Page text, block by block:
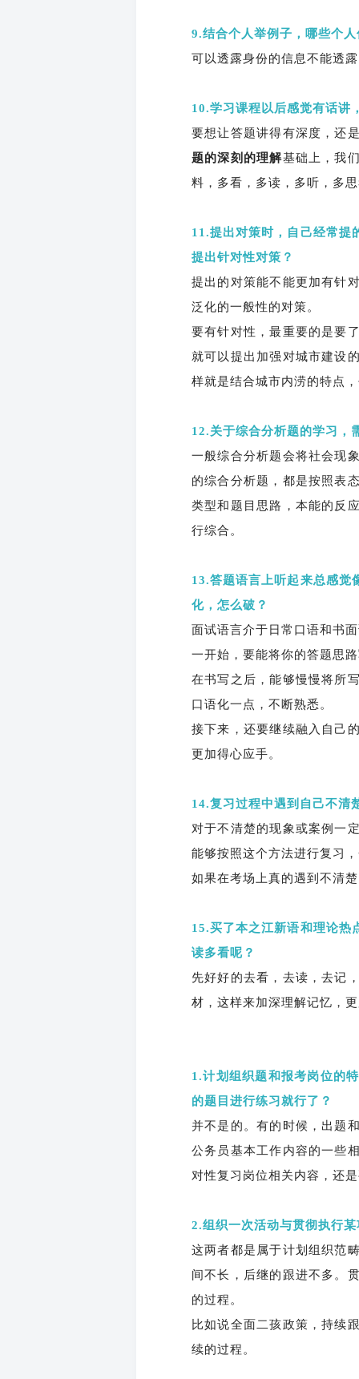
9.结合个人举例子，哪些个
可以透露身份的信息不能透
10.学习课程以后感觉有话讲
要想让答题讲得有深度，还
题的深刻的理解基础上，我
料，多看，多读，多听，多
11.提出对策时，自己经常提
提出针对性对策？
提出的对策能不能更加有针
泛化的一般性的对策。
要有针对性，最重要的是要
就可以提出加强对城市建设
样就是结合城市内涝的特点
12.关于综合分析题的学习，
一般综合分析题会将社会现
的综合分析题，都是按照表
类型和题目思路，本能的反
行综合。
13.答题语言上听起来总感觉
化，怎么破？
面试语言介于日常口语和书
一开始，要能将你的答题思
在书写之后，能够慢慢将所
口语化一点，不断熟悉。
接下来，还要继续融入自己
更加得心应手。
14.复习过程中遇到自己不清
对于不清楚的现象或案例一
能够按照这个方法进行复习
如果在考场上真的遇到不清
15.买了本之江新语和理论热
读多看呢？
先好好的去看，去读，去记
材，这样来加深理解记忆，
1.计划组织题和报考岗位的
的题目进行练习就行了？
并不是的。有的时候，出题
公务员基本工作内容的一些
对性复习岗位相关内容，还
2.组织一次活动与贯彻执行
这两者都是属于计划组织范
间不长，后继的跟进不多。
的过程。
比如说全面二孩政策，持续
续的过程。